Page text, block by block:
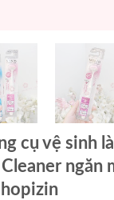
cụ vệ sinh
ngăn